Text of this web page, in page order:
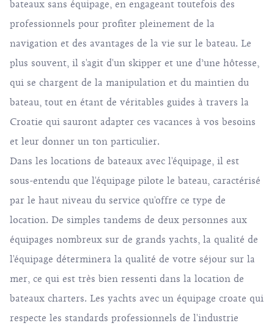
bateaux sans équipage, en engageant toutefois des
professionnels pour profiter pleinement de la
navigation et des avantages de la vie sur le bateau. Le
plus souvent, il s'agit d'un skipper et une d’une hôtesse,
qui se chargent de la manipulation et du maintien du
bateau, tout en étant de véritables guides à travers la
Croatie qui sauront adapter ces vacances à vos besoins
et leur donner un ton particulier.
Dans les locations de bateaux avec l'équipage, il est
sous-entendu que l'équipage pilote le bateau, caractérisé
par le haut niveau du service qu'offre ce type de
location. De simples tandems de deux personnes aux
équipages nombreux sur de grands yachts, la qualité de
l'équipage déterminera la qualité de votre séjour sur la
mer, ce qui est très bien ressenti dans la location de
bateaux charters. Les yachts avec un équipage croate qui
respecte les standards professionnels de l'industrie